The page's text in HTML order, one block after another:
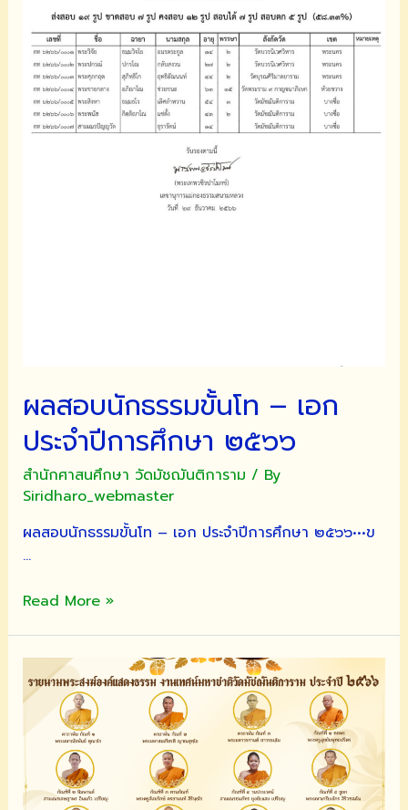
ไป
มรรคผล
นิพพาน
ผลสอบนักธรรมขั้นโท – เอก
ประจำปีการศึกษา ๒๕๖๖
สำนักศาสนศึกษา วัดมัชฌันติการาม / By
Siridharo_webmaster
ผลสอบนักธรรมขั้นโท – เอก ประจำปีการศึกษา ๒๕๖๖•••ข
…
ผล
ขั้น
ประจำ
Read More »